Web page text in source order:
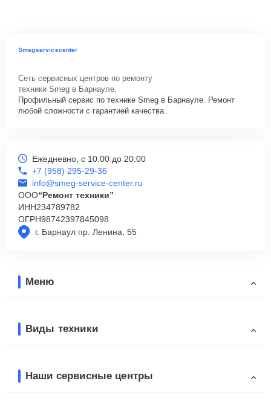
Smegservicecenter
Сеть сервисных центров по ремонту
техники Smeg в Барнауле.
Профильный сервис по технике Smeg в Барнауле. Ремонт
любой сложности с гарантией качества.
г. Барнаул пр. Ленина, 55
Ежедневно, с 10:00 до 20:00
+7 (958) 295-29-36
info@smeg-service-center.ru
ООО“Ремонт техники”
ИНН234789782
ОГРН98742397845098
Меню
Виды техники
Наши сервисные центры